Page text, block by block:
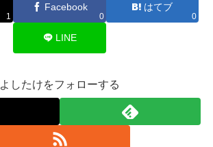
1
Facebook
0
はてブ
0
LINE
よしたけをフォローする